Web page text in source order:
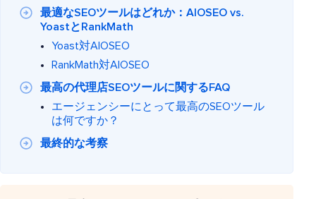
最適なSEOツールはどれか：AIOSEO vs.
YoastとRankMath
Yoast対AIOSEO
RankMath対AIOSEO
最高の代理店SEOツールに関するFAQ
エージェンシーにとって最高のSEOツール
は何ですか？
最終的な考察